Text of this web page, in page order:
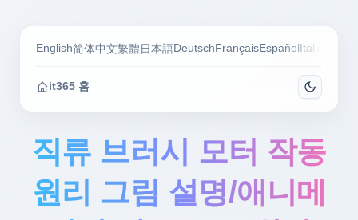
English简体中文繁體 日本語Deutsch FrançaisEspañol Italiano
it365 홈
직류 브러시 모터 작동
원리 그림 설명/애니메